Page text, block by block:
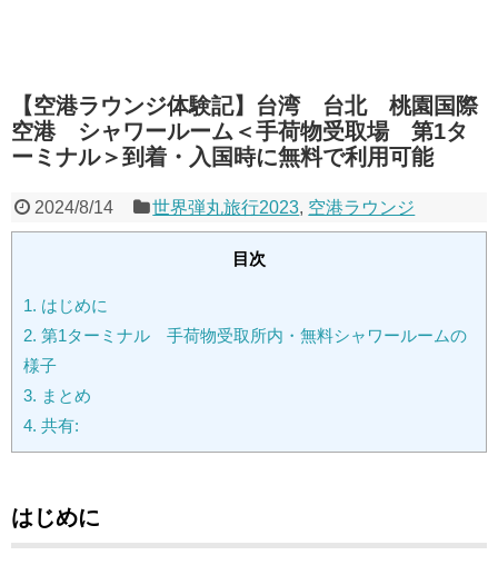
【空港ラウンジ体験記】台湾 台北 桃園国際
空港 シャワールーム＜手荷物受取場 第1タ
ーミナル＞到着・入国時に無料で利用可能
2024/8/14 世界弾丸旅行2023, 空港ラウンジ
目次
1. はじめに
2. 第1ターミナル 手荷物受取所内・無料シャワールームの
様子
3. まとめ
4. 共有:
はじめに